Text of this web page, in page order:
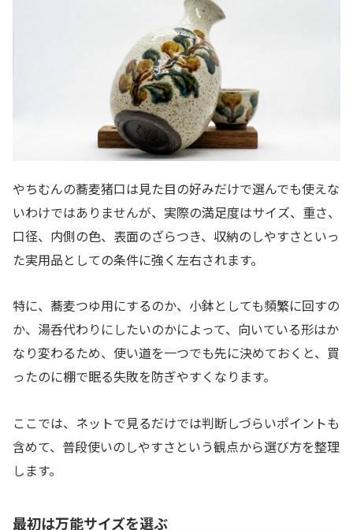
やちむんの蕎麦猪口は見た目の好みだけで選んでも使えな
いわけではありませんが、実際の満足度はサイズ、重さ、
口径、内側の色、表面のざらつき、収納のしやすさといっ
た実用品としての条件に強く左右されます。
特に、蕎麦つゆ用にするのか、小鉢としても頻繁に回すの
か、湯呑代わりにしたいのかによって、向いている形はか
なり変わるため、使い道を一つでも先に決めておくと、買
ったのに棚で眠る失敗を防ぎやすくなります。
ここでは、ネットで見るだけでは判断しづらいポイントも
含めて、普段使いのしやすさという観点から選び方を整理
します。
最初は万能サイズを選ぶ